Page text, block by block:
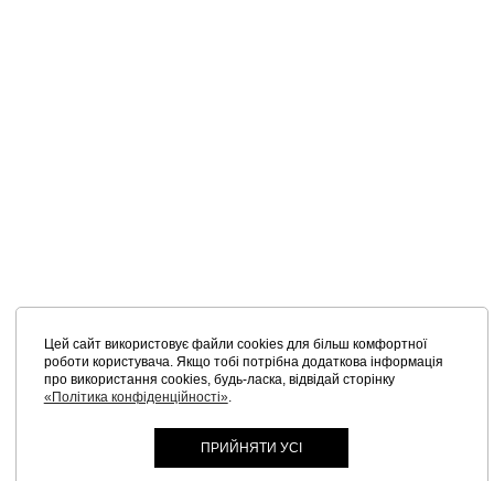
Цей сайт використовує файли cookies для більш комфортної
роботи користувача. Якщо тобі потрібна додаткова інформація
про використання cookies, будь-ласка, відвідай сторінку
«Політика конфіденційності».
ПРИЙНЯТИ УСІ